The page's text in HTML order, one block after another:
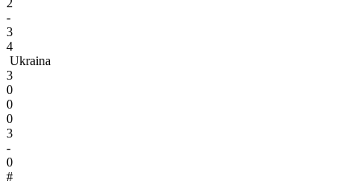
-
3
4
Ukraina
3
0
0
0
3
-
0
#